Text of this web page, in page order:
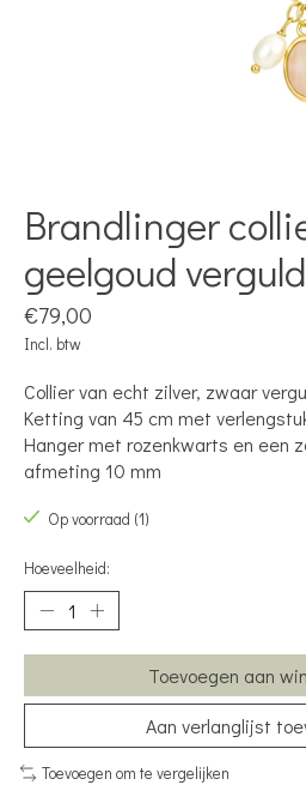
Brandlinger
geelgoud verguld
€79,00
Incl. btw
Collier van echt zilver, zwaar
Ketting van 45 cm met
Hanger met rozenkwarts en een
afmeting 10 mm
Op voorraad (1)
Hoeveelheid:
Toevoegen aan
Aan verlanglijst
Toevoegen om te vergelijken